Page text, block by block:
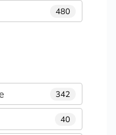
480
342
40